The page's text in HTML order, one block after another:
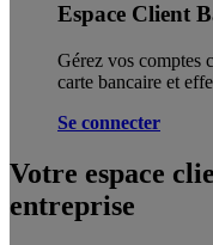
Espace Client
Gérez vos comptes
carte bancaire et
Se connecter
Votre espace
entreprise